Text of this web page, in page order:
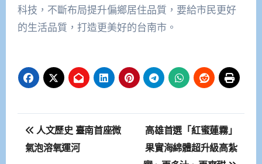
科技，不斷布局提升偏鄉居住品質，要給市民更好
的生活品質，打造更美好的台南市。
文
章
人文歷史 臺南首座微
氣泡溶氧運河
高雄首選「紅蜜蓮霧」
果實海綿體超升級高紮